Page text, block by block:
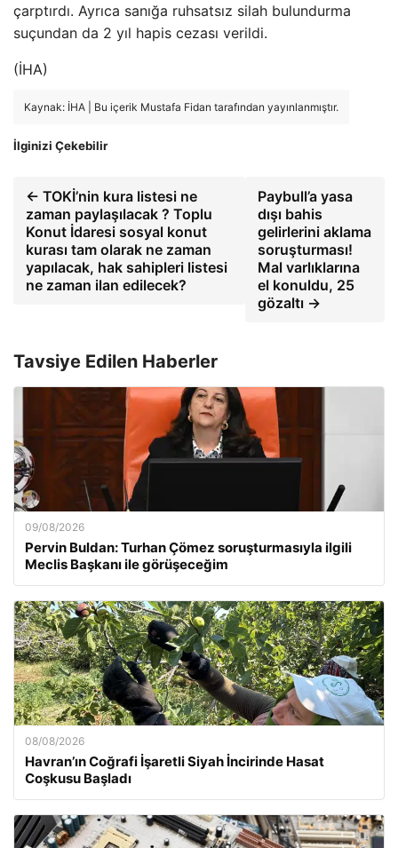
çarptırdı. Ayrıca sanığa ruhsatsız silah bulundurma
suçundan da 2 yıl hapis cezası verildi.
(İHA)
Kaynak: İHA | Bu içerik Mustafa Fidan tarafından yayınlanmıştır.
İlginizi Çekebilir
← TOKİ’nin kura listesi ne
zaman paylaşılacak ? Toplu
Konut İdaresi sosyal konut
kurası tam olarak ne zaman
yapılacak, hak sahipleri listesi
ne zaman ilan edilecek?
Paybull’a yasa
dışı bahis
gelirlerini aklama
soruşturması!
Mal varlıklarına
el konuldu, 25
gözaltı →
Tavsiye Edilen Haberler
09/08/2026
Pervin Buldan: Turhan Çömez soruşturmasıyla ilgili
Meclis Başkanı ile görüşeceğim
08/08/2026
Havran’ın Coğrafi İşaretli Siyah İncirinde Hasat
Coşkusu Başladı